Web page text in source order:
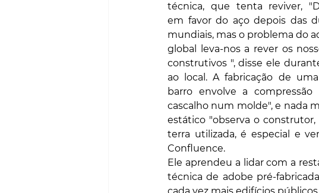
técnica, que tenta reviver,
em favor do aço depois das
mundiais, mas o problema do
global leva-nos a rever os
construtivos ", disse ele
ao local. A fabricação de
barro envolve a
cascalho num molde", e nada
estático "observa o
terra utilizada, é especial e
Confluence.
Ele aprendeu a lidar com a
técnica de adobe pré-